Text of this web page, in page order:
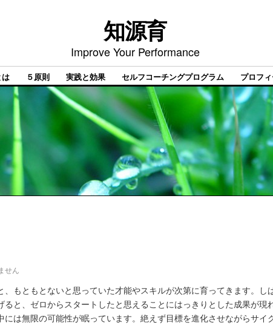
知源育
Improve Your Performance
５原則 実践と効果 セルフコーチングプログラム プロフ
せん
もともとないと思っていた才能やスキルが次第に育ってきます。
と、ゼロからスタートしたと思えることにはっきりとした成果が現
は無限の可能性が眠っています。絶えず目標を進化させながらサ